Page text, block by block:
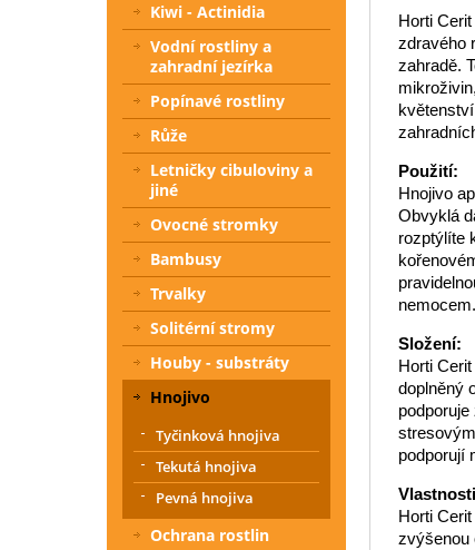
Horti
zdravého
zahradě.
Použití:
Hnojivo
Obvyklá
rozptýlíte
nemocem.
Složení:
Horti
doplněný
podporují
Horti
zvýšenou
Kiwi - Actinidia
Vodní rostliny a
zahradní jezírka
Popínavé rostliny
Růže
Letničky cibuloviny a
jiné
Ovocné stromky
Bambusy
Trvalky
Solitérní stromy
Houby - substráty
Hnojivo
Tyčinková hnojiva
Tekutá hnojiva
Pevná hnojiva
Ochrana rostlin